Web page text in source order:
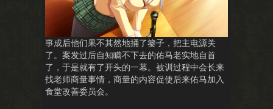
事成后他们果不其然地捅了篓子，把主电源关
了。案发过后自知瞒不下去的佑马老实地自首
了，于是就有了开头的一幕。被训过程中会长来
找老师商量事情，商量的内容促使后来佑马加入
食堂改善委员会。